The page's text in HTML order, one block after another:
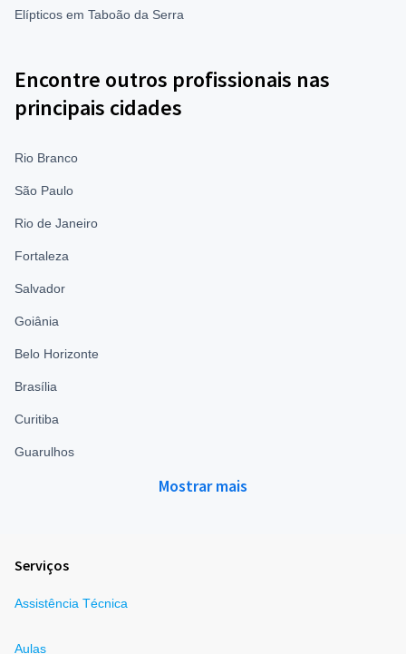
Elípticos em Taboão da Serra
Encontre outros profissionais nas
principais cidades
Rio Branco
São Paulo
Rio de Janeiro
Fortaleza
Salvador
Goiânia
Belo Horizonte
Brasília
Curitiba
Guarulhos
Mostrar mais
Serviços
Assistência Técnica
Aulas